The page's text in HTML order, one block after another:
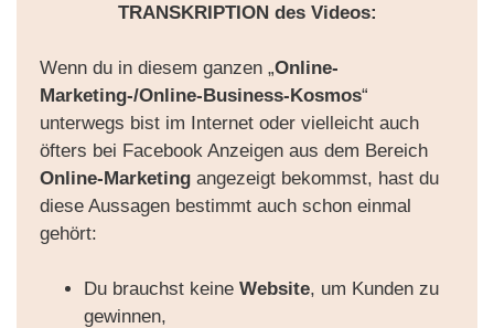
TRANSKRIPTION des Videos:
Wenn du in diesem ganzen „Online-
Marketing-/Online-Business-Kosmos“
unterwegs bist im Internet oder vielleicht auch
öfters bei Facebook Anzeigen aus dem Bereich
Online-Marketing angezeigt bekommst, hast du
diese Aussagen bestimmt auch schon einmal
gehört:
Du brauchst keineWebsite, um Kunden zu
gewinnen,